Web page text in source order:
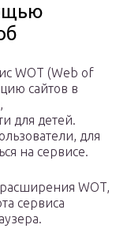
WOT (Web of
сайтов в
для детей.
для
на сервисе.
WOT,
сервиса